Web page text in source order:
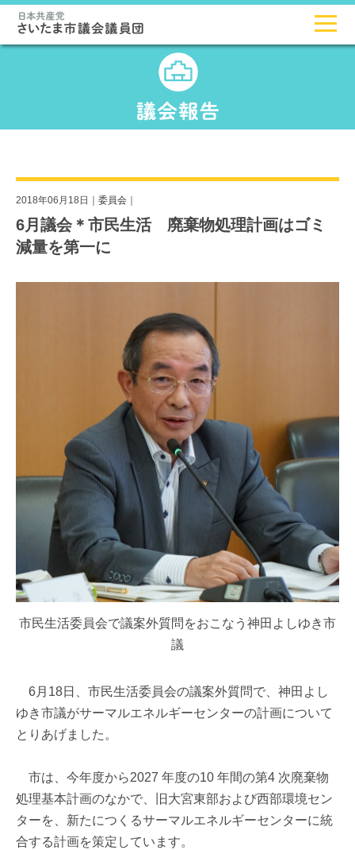
2018年06月18日｜ 委員会
6月議会＊市民生活 廃棄物処理計画はゴミ
減量を第一に
市民生活委員会で議案外質問をおこなう神田よしゆき市
議
6月18日、市民生活委員会の議案外質問で、神田よし
ゆき市議がサーマルエネルギーセンターの計画について
とりあげました。
市は、今年度から2027 年度の10 年間の第4 次廃棄物
処理基本計画のなかで、旧大宮東部および西部環境セン
ターを、新たにつくるサーマルエネルギーセンターに統
合する計画を策定しています。